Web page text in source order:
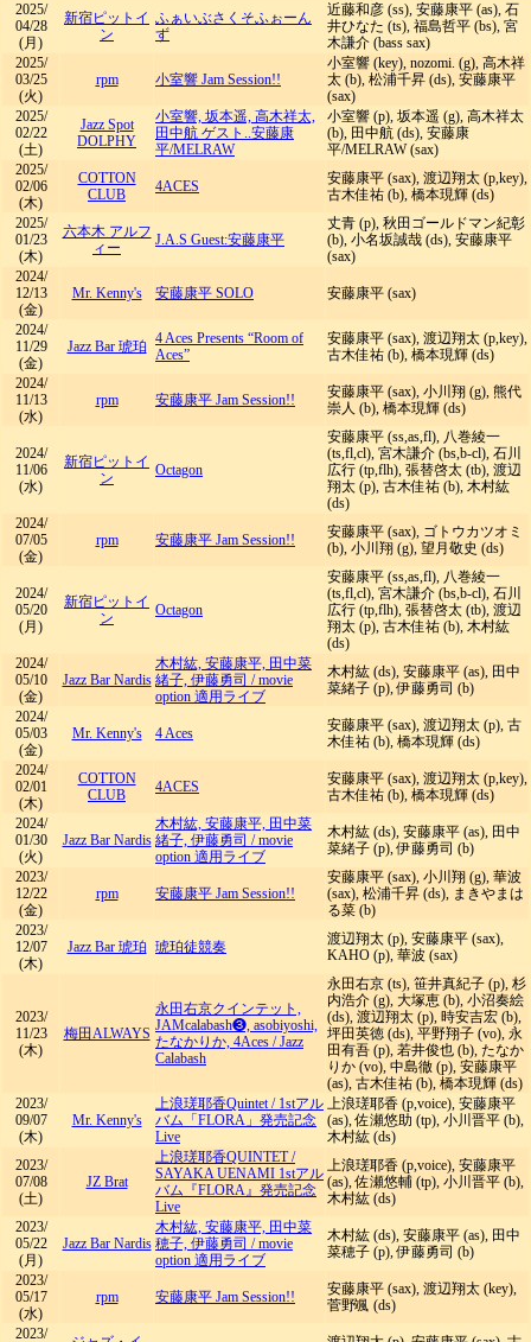
2025/
04/28
(月)
新宿ピットイ
ン
ふぁいぶさくそふぉーん
ず
近藤和彦 (ss), 安藤康平 (as), 石
井ひなた (ts), 福島哲平 (bs), 宮
木謙介 (bass sax)
2025/
03/25
(火)
rpm 小室響 Jam Session!!
小室響 (key), nozomi. (g), 高木祥
太 (b), 松浦千昇 (ds), 安藤康平
(sax)
2025/
02/22
(土)
Jazz Spot
DOLPHY
小室響, 坂本遥, 高木祥太,
田中航 ゲスト..安藤康
平/MELRAW
小室響 (p), 坂本遥 (g), 高木祥太
(b), 田中航 (ds), 安藤康
平/MELRAW (sax)
2025/
02/06
(木)
COTTON
CLUB
4ACES
安藤康平 (sax), 渡辺翔太 (p,key),
古木佳祐 (b), 橋本現輝 (ds)
2025/
01/23
(木)
六本木 アルフ
ィー
J.A.S Guest:安藤康平
丈青 (p), 秋田ゴールドマン紀彰
(b), 小名坂誠哉 (ds), 安藤康平
(sax)
2024/
12/13
(金)
Mr. Kenny's 安藤康平 SOLO 安藤康平 (sax)
2024/
11/29
(金)
Jazz Bar 琥珀 4 Aces Presents “Room of
Aces”
安藤康平 (sax), 渡辺翔太 (p,key),
古木佳祐 (b), 橋本現輝 (ds)
2024/
11/13
(水)
rpm 安藤康平 Jam Session!!
安藤康平 (sax), 小川翔 (g), 熊代
崇人 (b), 橋本現輝 (ds)
2024/
11/06
(水)
新宿ピットイ
ン
Octagon
安藤康平 (ss,as,fl), 八巻綾一
(ts,fl,cl), 宮木謙介 (bs,b-cl), 石川
広行 (tp,flh), 張替啓太 (tb), 渡辺
翔太 (p), 古木佳祐 (b), 木村紘
(ds)
2024/
07/05
(金)
rpm 安藤康平 Jam Session!!
安藤康平 (sax), ゴトウカツオミ
(b), 小川翔 (g), 望月敬史 (ds)
2024/
05/20
(月)
新宿ピットイ
ン
Octagon
安藤康平 (ss,as,fl), 八巻綾一
(ts,fl,cl), 宮木謙介 (bs,b-cl), 石川
広行 (tp,flh), 張替啓太 (tb), 渡辺
翔太 (p), 古木佳祐 (b), 木村紘
(ds)
2024/
05/10
(金)
Jazz Bar Nardis
木村紘, 安藤康平, 田中菜
緒子, 伊藤勇司 /movie
option 適用ライブ
木村紘 (ds), 安藤康平 (as), 田中
菜緒子 (p), 伊藤勇司 (b)
2024/
05/03
(金)
Mr. Kenny's 4 Aces
安藤康平 (sax), 渡辺翔太 (p), 古
木佳祐 (b), 橋本現輝 (ds)
2024/
02/01
(木)
COTTON
CLUB
4ACES
安藤康平 (sax), 渡辺翔太 (p,key),
古木佳祐 (b), 橋本現輝 (ds)
2024/
01/30
(火)
Jazz Bar Nardis
木村紘, 安藤康平, 田中菜
緒子, 伊藤勇司 /movie
option 適用ライブ
木村紘 (ds), 安藤康平 (as), 田中
菜緒子 (p), 伊藤勇司 (b)
2023/
12/22
(金)
rpm 安藤康平 Jam Session!!
安藤康平 (sax), 小川翔 (g), 華波
(sax), 松浦千昇 (ds), まきやまは
る菜 (b)
2023/
12/07
(木)
Jazz Bar 琥珀 琥珀徒競奏
渡辺翔太 (p), 安藤康平 (sax),
KAHO (p), 華波 (sax)
2023/
11/23
(木)
梅田ALWAYS
永田右京クインテット,
JAMcalabash❸, asobiyoshi,
たなかりか, 4Aces /Jazz
Calabash
永田右京 (ts), 笹井真紀子 (p), 杉
内浩介 (g), 大塚恵 (b), 小沼奏絵
(ds), 渡辺翔太 (p), 時安吉宏 (b),
坪田英徳 (ds), 平野翔子 (vo), 永
田有吾 (p), 若井俊也 (b), たなか
りか (vo), 中島徹 (p), 安藤康平
(as), 古木佳祐 (b), 橋本現輝 (ds)
2023/
09/07
(木)
Mr. Kenny's
上浪瑳耶香Quintet/ 1stアル
バム「FLORA」発売記念
Live
上浪瑳耶香 (p,voice), 安藤康平
(as), 佐瀬悠助 (tp), 小川晋平 (b),
木村紘 (ds)
2023/
07/08
(土)
JZ Brat
上浪瑳耶香QUINTET/
SAYAKA UENAMI 1stアル
バム『FLORA』発売記念
Live
上浪瑳耶香 (p,voice), 安藤康平
(as), 佐瀬悠輔 (tp), 小川晋平 (b),
木村紘 (ds)
2023/
05/22
(月)
Jazz Bar Nardis
木村紘, 安藤康平, 田中菜
穂子, 伊藤勇司 /movie
option 適用ライブ
木村紘 (ds), 安藤康平 (as), 田中
菜穂子 (p), 伊藤勇司 (b)
2023/
05/17
(水)
rpm 安藤康平 Jam Session!!
安藤康平 (sax), 渡辺翔太 (key),
菅野颯 (ds)
2023/